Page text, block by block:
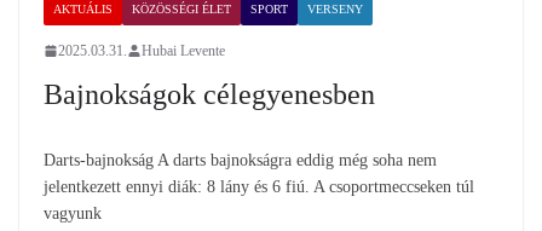
AKTUÁLIS KÖZÖSSÉGI ÉLET SPORT VERSENY
2025.03.31. Hubai Levente
Bajnokságok célegyenesben
Darts-bajnokság A darts bajnokságra eddig még soha nem
jelentkezett ennyi diák: 8 lány és 6 fiú. A csoportmeccseken túl
vagyunk